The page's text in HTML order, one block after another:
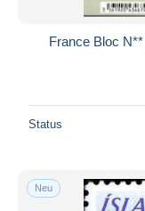
France Bloc
Status
Neu